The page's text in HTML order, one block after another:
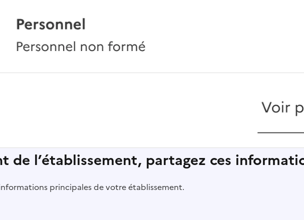
de l’établissement, partagez ces
principales de votre établissement.